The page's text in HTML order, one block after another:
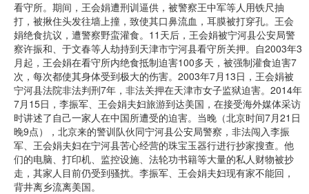
看守所。期间，王会娟遭刑训逼供，被警察王中军等人用铁尺抽
打，被揪住头发往墙上撞，致使其口鼻流血，耳膜被打穿孔。王会
娟绝食抗议，遭警察野蛮灌食。11天后，王会娟被宁河县公安局警
察许振和、于文春等人劫持到天津市宁河县看守所关押。自2003年3
月起，王会娟在看守所内绝食抵制迫害100多天，被强制灌食迫害7
次，每次都使其身体受到极大的伤害。2003年7月13日，王会娟被
宁河县法院非法判刑7年，非法关押在天津市女子监狱迫害。2014年
7月15日，李振军、王会娟夫妇旅游到达美国，在接受海外媒体采访
时讲述了自己一家人在中国所遭受的迫害。当晚（北京时间7月21日
晚9点），北京来的警训队伙同宁河县公安局警察，非法闯入李振
军、王会娟夫妇在宁河县苦心经营的珠宝玉器行进行抄家搜查。他
们的电脑、打印机、监控设施、法轮功书籍等大量的私人财物被抄
走，其家人目前仍受到骚扰。李振军、王会娟夫妇现有家不能回，
背井离乡流离美国。